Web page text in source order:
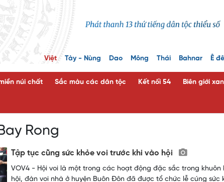
Việt Tày - Nùng Dao Mông Thái Bahnar Ê đê
núi chất Sắc màu các dân tộc Kết nối 54 Biên giới
Rong
Tập tục cũng sức khỏe voi trước khi vào hội
VOV4 - Hội voi là một trong các hoạt động đặc sắc trong khuôn
hội, đàn voi nhà ở huyện Buôn Đôn đã được tổ chức lễ cúng